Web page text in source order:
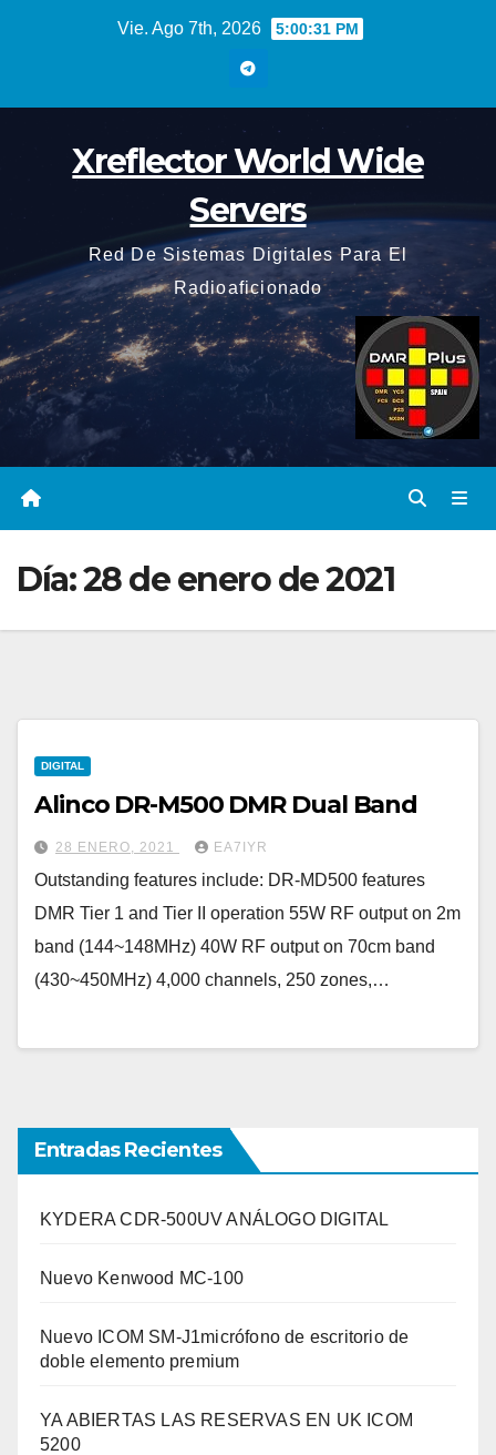
Vie. Ago 7th, 2026 5:00:32 PM
Xreflector World Wide
Servers
Red De Sistemas Digitales Para El
Radioaficionado
Día:28 de enero de 2021
DIGITAL
Alinco DR-M500 DMR Dual Band
28 ENERO, 2021 EA7IYR
Outstanding features include: DR-MD500 features
DMR Tier 1 and Tier II operation 55W RF output on 2m
band (144~148MHz) 40W RF output on 70cm band
(430~450MHz) 4,000 channels, 250 zones,…
Entradas Recientes
KYDERA CDR-500UV ANÁLOGO DIGITAL
Nuevo Kenwood MC-100
Nuevo ICOM SM-J1micrófono de escritorio de
doble elemento premium
YA ABIERTAS LAS RESERVAS EN UK ICOM
5200